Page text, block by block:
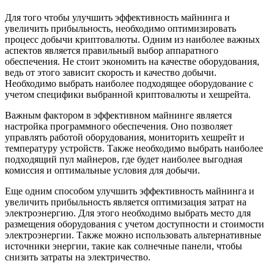
Для того чтобы улучшить эффективность майнинга и
увеличить прибыльность, необходимо оптимизировать
процесс добычи криптовалюты. Одним из наиболее важных
аспектов является правильный выбор аппаратного
обеспечения. Не стоит экономить на качестве оборудования,
ведь от этого зависит скорость и качество добычи.
Необходимо выбрать наиболее подходящее оборудование с
учетом специфики выбранной криптовалюты и хешрейта.
Важным фактором в эффективном майнинге является
настройка программного обеспечения. Оно позволяет
управлять работой оборудования, мониторить хешрейт и
температуру устройств. Также необходимо выбрать наиболее
подходящий пул майнеров, где будет наиболее выгодная
комиссия и оптимальные условия для добычи.
Еще одним способом улучшить эффективность майнинга и
увеличить прибыльность является оптимизация затрат на
электроэнергию. Для этого необходимо выбрать место для
размещения оборудования с учетом доступности и стоимости
электроэнергии. Также можно использовать альтернативные
источники энергии, такие как солнечные панели, чтобы
снизить затраты на электричество.